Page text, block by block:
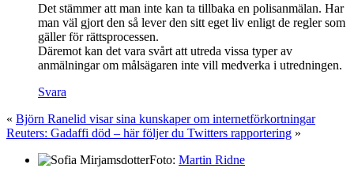
Det stämmer att man inte kan ta tillbaka en polisanmälan. Har
man väl gjort den så lever den sitt eget liv enligt de regler som
gäller för rättsprocessen.
Däremot kan det vara svårt att utreda vissa typer av
anmälningar om målsägaren inte vill medverka i utredningen.
Svara
« Björn Ranelid visar sina kunskaper om internetförkortningar
Reuters: Gadaffi död – här följer du Twitters rapportering »
Foto: Martin Ridne